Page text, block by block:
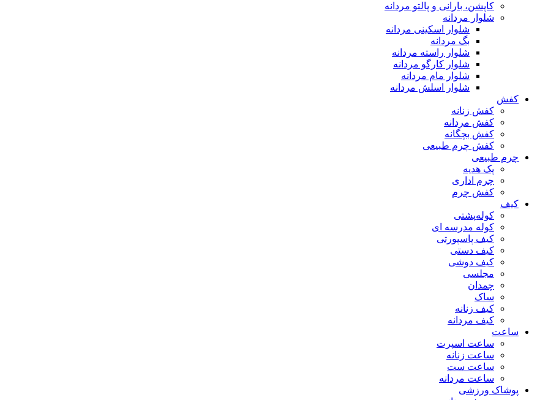
کاپشن، بارانی و پالتو مردانه
شلوار مردانه
شلوار اسکینی مردانه
بگ مردانه
شلوار راسته مردانه
شلوار کارگو مردانه
شلوار مام مردانه
شلوار اسلش مردانه
کفش
کفش زنانه
کفش مردانه
کفش بچگانه
کفش چرم طبیعی
چرم طبیعی
پک هدیه
چرم اداری
کفش چرم
کیف
کوله‌پشتی
کوله مدرسه ای
کیف پاسپورتی
کیف دستی
کیف دوشی
مجلسی
چمدان
ساک
کیف زنانه
کیف مردانه
ساعت
ساعت اسپرت
ساعت زنانه
ساعت ست
ساعت مردانه
پوشاک ورزشی